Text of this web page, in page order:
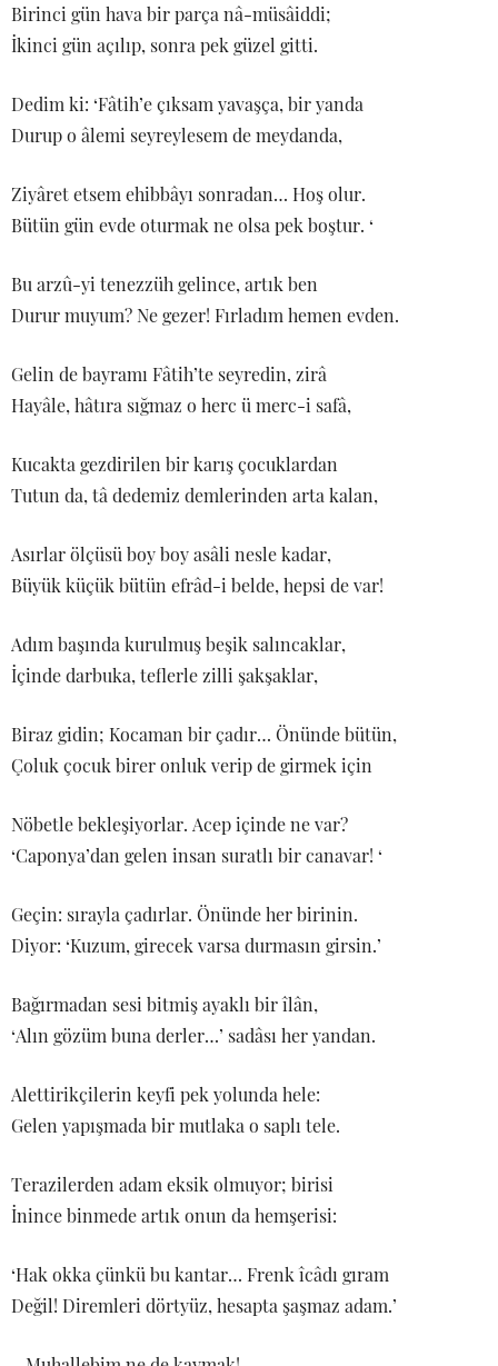
Birinci gün hava bir parça nâ-müsâiddi;
İkinci gün açılıp, sonra pek güzel gitti.
Dedim ki: ‘Fâtih’e çıksam yavaşça, bir yanda
Durup o âlemi seyreylesem de meydanda,
Ziyâret etsem ehibbâyı sonradan… Hoş olur.
Bütün gün evde oturmak ne olsa pek boştur. ‘
Bu arzû-yi tenezzüh gelince, artık ben
Durur muyum? Ne gezer! Fırladım hemen evden.
Gelin de bayramı Fâtih’te seyredin, zirâ
Hayâle, hâtıra sığmaz o herc ü merc-i safâ,
Kucakta gezdirilen bir karış çocuklardan
Tutun da, tâ dedemiz demlerinden arta kalan,
Asırlar ölçüsü boy boy asâli nesle kadar,
Büyük küçük bütün efrâd-i belde, hepsi de var!
Adım başında kurulmuş beşik salıncaklar,
İçinde darbuka, teflerle zilli şakşaklar,
Biraz gidin; Kocaman bir çadır… Önünde bütün,
Çoluk çocuk birer onluk verip de girmek için
Nöbetle bekleşiyorlar. Acep içinde ne var?
‘Caponya’dan gelen insan suratlı bir canavar! ‘
Geçin: sırayla çadırlar. Önünde her birinin.
Diyor: ‘Kuzum, girecek varsa durmasın girsin.’
Bağırmadan sesi bitmiş ayaklı bir îlân,
‘Alın gözüm buna derler…’ sadâsı her yandan.
Alettirikçilerin keyfi pek yolunda hele:
Gelen yapışmada bir mutlaka o saplı tele.
Terazilerden adam eksik olmuyor; birisi
İnince binmede artık onun da hemşerisi:
‘Hak okka çünkü bu kantar… Frenk îcâdı gıram
Değil! Diremleri dörtyüz, hesapta şaşmaz adam.’